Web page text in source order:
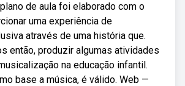
de aula foi elaborado com o
uma experiência de
através de uma história que.
então, produzir algumas atividades
na educação infantil.
base a música, é válido. Web —